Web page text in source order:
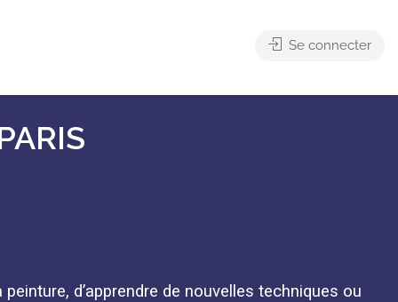
Se connecter
d’apprendre de nouvelles techniques ou